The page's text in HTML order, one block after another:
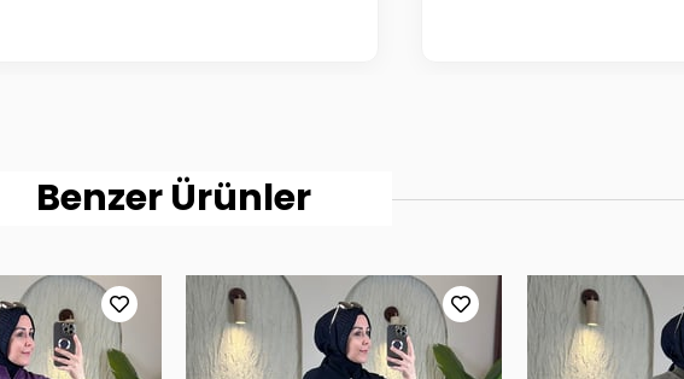
Benzer Ürünler